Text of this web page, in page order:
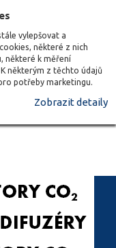
vylepšovat a
některé z nich
některé k měření
některým z těchto údajů
potřeby marketingu.
Zobrazit detaily